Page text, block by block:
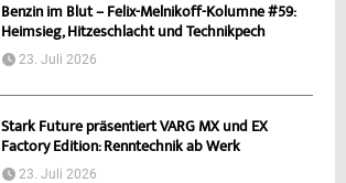
Benzin im Blut – Felix-Melnikoff-Kolumne #59:
Heimsieg, Hitzeschlacht und Technikpech
23. Juli 2026
Stark Future präsentiert VARG MX und EX
Factory Edition: Renntechnik ab Werk
23. Juli 2026